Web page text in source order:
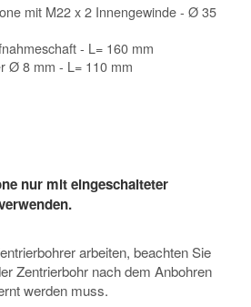
mit M22 x 2 Innengewinde - Ø 35
- L= 160 mm
Ø 8 mm - L= 110 mm
nur mit eingeschalteter
arbeiten, beachten Sie
Zentrierbohr nach dem Anbohren
werden muss.